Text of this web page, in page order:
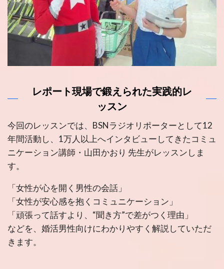
レポート現場で鍛えられた実践的レ
ッスン
今回のレッスンでは、BSNラジオリポーターとして12
年間活動し、1万人以上へインタビューしてきたコミュ
ニケーション講師・山田かおり 先生がレッスンしま
す。
「女性が心を開く男性の会話」
「女性が安心感を抱くコミュニケーション」
「頑張って話すより、“聞き方”で差がつく理由」
などを、婚活男性向けにわかりやすく解説していただ
きます。